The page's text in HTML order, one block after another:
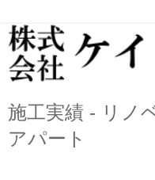
施工実績 - リノ
アパート